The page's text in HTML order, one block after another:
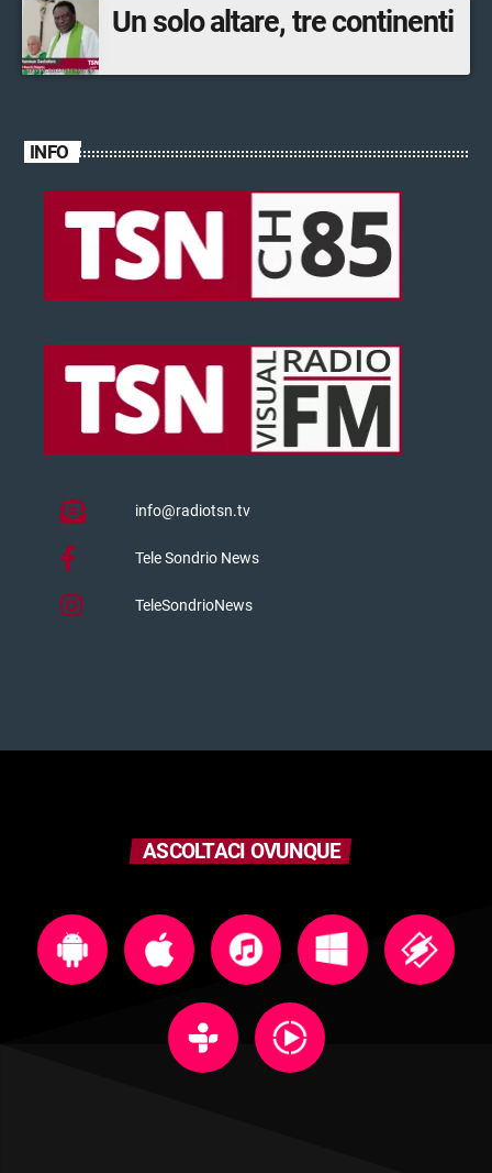
Un solo altare, tre continenti
INFO
info@radiotsn.tv
Tele Sondrio News
TeleSondrioNews
ASCOLTACI OVUNQUE